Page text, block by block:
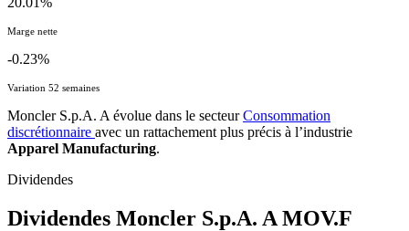
Marge nette
-0.23%
Variation 52 semaines
Moncler S.p.A. A évolue dans le secteurConsommation
discrétionnaire avec un rattachement plus précis à l’industrie
Apparel Manufacturing.
Dividendes
Dividendes Moncler S.p.A. A MOV.F